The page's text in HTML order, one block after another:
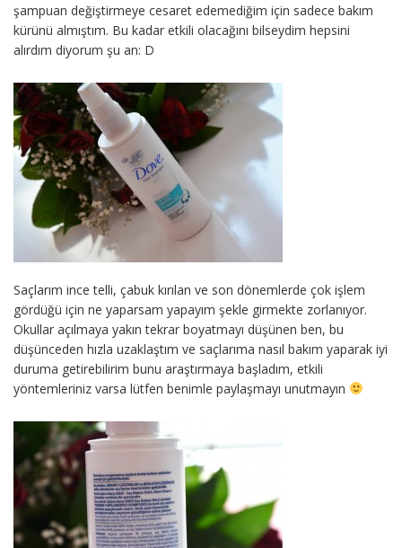
şampuan değiştirmeye cesaret edemediğim için sadece bakım
kürünü almıştım. Bu kadar etkili olacağını bilseydim hepsini
alırdım diyorum şu an: D
Saçlarım ince telli, çabuk kırılan ve son dönemlerde çok işlem
gördüğü için ne yaparsam yapayım şekle girmekte zorlanıyor.
Okullar açılmaya yakın tekrar boyatmayı düşünen ben, bu
düşünceden hızla uzaklaştım ve saçlarıma nasıl bakım yaparak iyi
duruma getirebilirim bunu araştırmaya başladım, etkili
yöntemleriniz varsa lütfen benimle paylaşmayı unutmayın